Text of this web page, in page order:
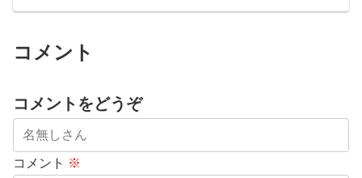
コメント
コメントをどうぞ
コメント ※